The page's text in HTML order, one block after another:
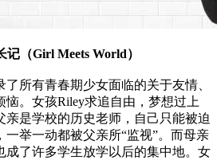
记（Girl Meets World）
所有青春期少女面临的关于友情、
恼。女孩Riley求追自由，梦想过上
亲是学校的历史老师，自己只能被迫
举一动都被父亲所“监视”。而母亲
成了许多学生放学以后的集中地。女